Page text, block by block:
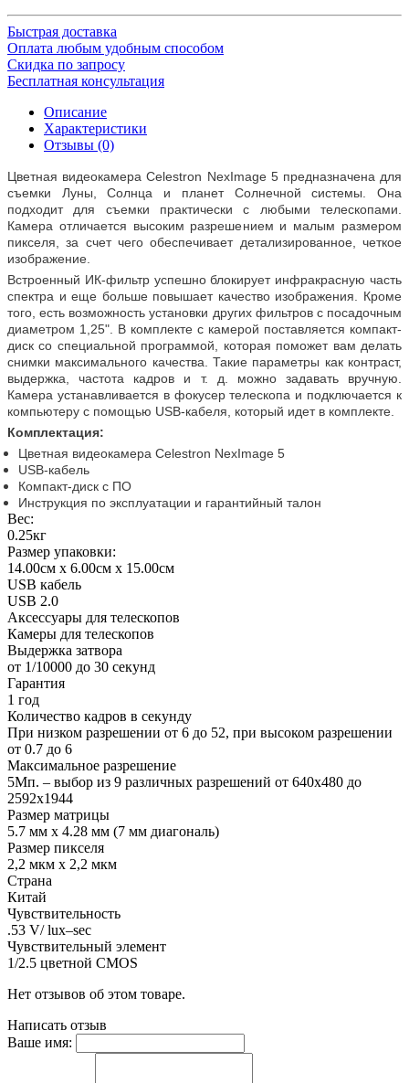
Быстрая доставка
Оплата любым удобным способом
Скидка по запросу
Бесплатная консультация
Описание
Характеристики
Отзывы (0)
Цветная видеокамера Celestron NexImage 5 предназначена для
съемки Луны, Солнца и планет Солнечной системы. Она
подходит для съемки практически с любыми телескопами.
Камера отличается высоким разрешением и малым размером
пикселя, за счет чего обеспечивает детализированное, четкое
изображение.
Встроенный ИК-фильтр успешно блокирует инфракрасную часть
спектра и еще больше повышает качество изображения. Кроме
того, есть возможность установки других фильтров с посадочным
диаметром 1,25". В комплекте с камерой поставляется компакт-
диск со специальной программой, которая поможет вам делать
снимки максимального качества. Такие параметры как контраст,
выдержка, частота кадров и т. д. можно задавать вручную.
Камера устанавливается в фокусер телескопа и подключается к
компьютеру с помощью USB-кабеля, который идет в комплекте.
Комплектация:
Цветная видеокамера Celestron NexImage 5
USB-кабель
Компакт-диск с ПО
Инструкция по эксплуатации и гарантийный талон
Вес:
0.25кг
Размер упаковки:
14.00см x 6.00см x 15.00см
USB кабель
USB 2.0
Аксессуары для телескопов
Камеры для телескопов
Выдержка затвора
от 1/10000 до 30 секунд
Гарантия
1 год
Количество кадров в секунду
При низком разрешении от 6 до 52, при высоком разрешении
от 0.7 до 6
Максимальное разрешение
5Мп. – выбор из 9 различных разрешений от 640x480 до
2592x1944
Размер матрицы
5.7 мм x 4.28 мм (7 мм диагональ)
Размер пикселя
2,2 мкм х 2,2 мкм
Страна
Китай
Чувствительность
.53 V/ lux–sec
Чувствительный элемент
1/2.5 цветной CMOS
Нет отзывов об этом товаре.
Написать отзыв
Ваше имя: